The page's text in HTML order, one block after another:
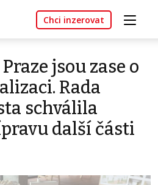
Chci inzerovat
jsou zase o
Rada
schválila
další části